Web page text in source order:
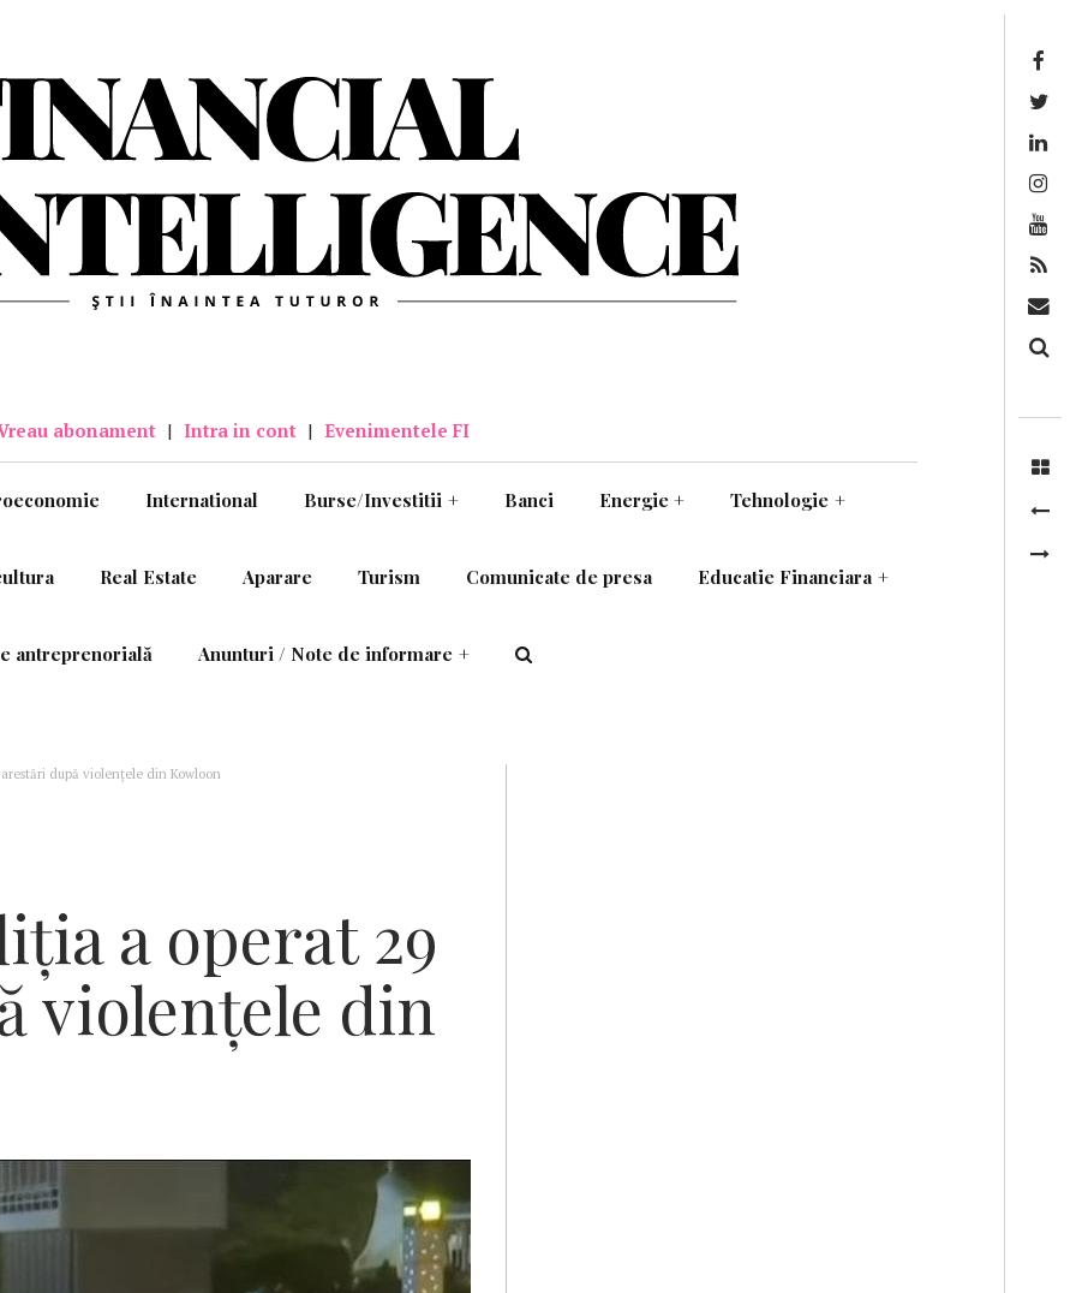
abonament | Intra in cont | Evenimentele FI
International Burse/Investitii + Banci Energie + Tehnologie +
Real Estate Aparare Turism Comunicate de presa Educatie Financiara +
antreprenorială Anunturi / Note de informare +
după violenţele din Kowloon
a operat 29
violenţele din